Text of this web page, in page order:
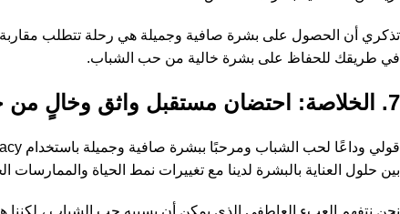
في طريقك للحفاظ على بشرة خالية من حب الشباب.
7. الخلاصة: احتضان مستقبل واثق وخالٍ من حب الشباب مع Forest Pharmacy
بين حلول العناية بالبشرة لدينا مع تغييرات نمط الحياة
نحن نتفهم العبء العاطفي الذي يمكن أن يسببه حب الشباب ، لكننا